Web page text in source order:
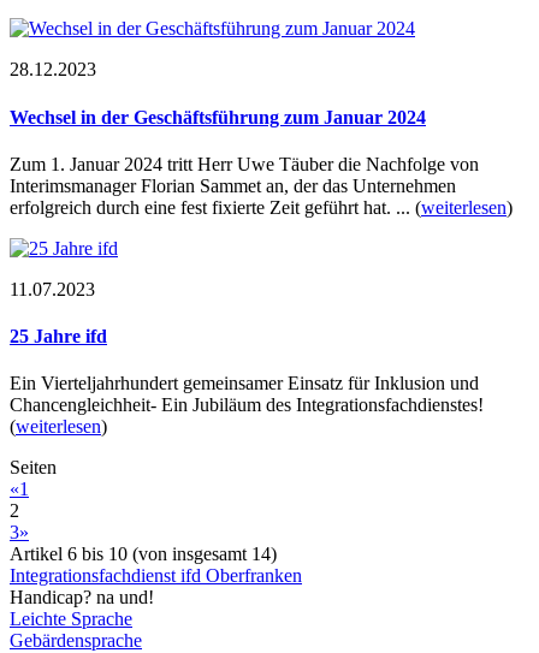
28.12.2023
Wechsel in der Geschäftsführung zum Januar 2024
Zum 1. Januar 2024 tritt Herr Uwe Täuber die Nachfolge von
Interimsmanager Florian Sammet an, der das Unternehmen
erfolgreich durch eine fest fixierte Zeit geführt hat. ... (weiterlesen)
11.07.2023
25 Jahre ifd
Ein Vierteljahrhundert gemeinsamer Einsatz für Inklusion und
Chancengleichheit- Ein Jubiläum des Integrationsfachdienstes!
(weiterlesen)
Seiten
«1
2
3»
Artikel 6 bis 10 (von insgesamt 14)
Integrationsfachdienst ifd Oberfranken
Handicap? na und!
Leichte Sprache
Gebärdensprache